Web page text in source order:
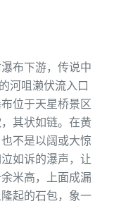
布下游，传说中
河咀濑伏流入口
位于天星桥景区
其状如链。在黄
不是以阔或大惊
如诉的瀑声，让
米高，上面成漏
起的石包，象一